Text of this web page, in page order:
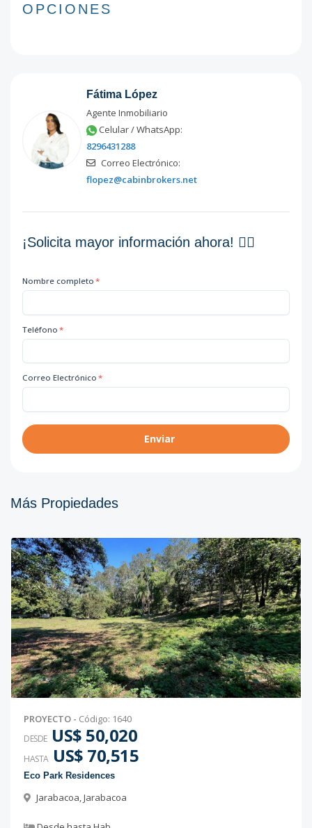
OPCIONES
Fátima López
Agente Inmobiliario
Celular / WhatsApp:
8296431288
Correo Electrónico:
flopez@cabinbrokers.net
¡Solicita mayor información ahora! 👇🏽
Nombre completo *
Teléfono *
Correo Electrónico *
Enviar
Más Propiedades
PROYECTO - Código: 1640
DESDE US$ 50,020
HASTA US$ 70,515
Eco Park Residences
Jarabacoa,Jarabacoa